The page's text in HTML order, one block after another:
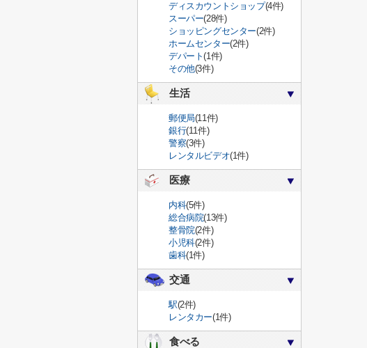
ディスカウントショップ(4件)
スーパー(28件)
ショッピングセンター(2件)
ホームセンター(2件)
デパート(1件)
その他(3件)
生活
郵便局(11件)
銀行(11件)
警察(3件)
レンタルビデオ(1件)
医療
内科(5件)
総合病院(13件)
整骨院(2件)
小児科(2件)
歯科(1件)
交通
駅(2件)
レンタカー(1件)
食べる